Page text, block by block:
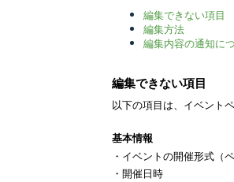
編集できない項目
編集方法
編集内容の通知に
編集できない項目
以下の項目は、イベント
基本情報
・イベントの開催形式（
・開催日時